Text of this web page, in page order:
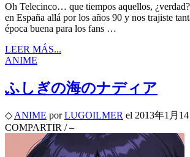
Oh Telecinco… que tiempos aquellos,
en España allá por los años 90 y nos trajiste
época buena para los fans …
LEER MÁS...
ANIME
ふしぎの海のナディア
◇ANIME por LUGOILMER el 2013年1月14
COMPARTIR / –